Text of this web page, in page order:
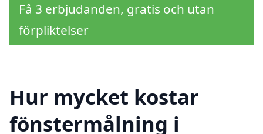
Få 3 erbjudanden, gratis och utan
förpliktelser
Hur mycket kostar
fönstermålning i